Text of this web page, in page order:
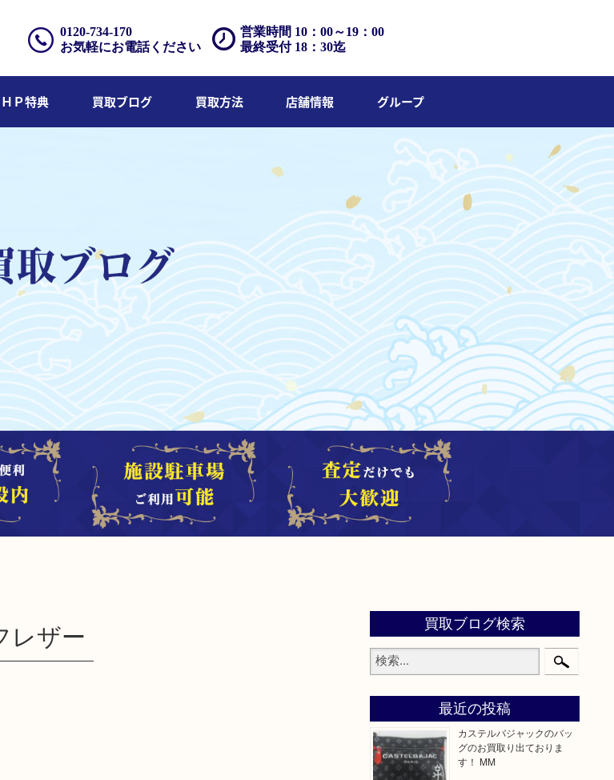
営業時間 10：00～19：00
最終受付 18：30迄
0120-734-170
お気軽にお電話ください
ＨＰ特典 買取ブログ 買取方法 店舗情報 グループ
レザー 買取ブログ検索
最近の投稿
カステルバジャックのバッ
グのお買取り出ておりま
す！ MM